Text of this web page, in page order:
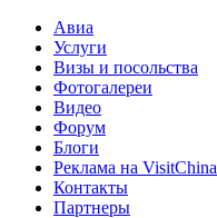
Авиа
Услуги
Визы и посольства
Фотогалереи
Видео
Форум
Блоги
Реклама на VisitChina
Контакты
Партнеры